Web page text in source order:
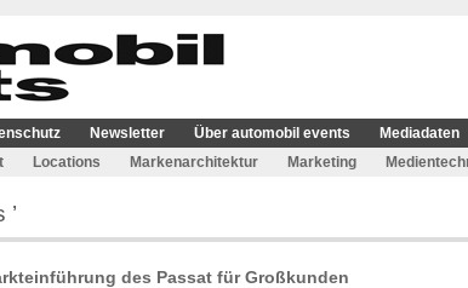
Newsletter Über automobil events Mediadaten
Locations Markenarchitektur Marketing
des Passat für Großkunden